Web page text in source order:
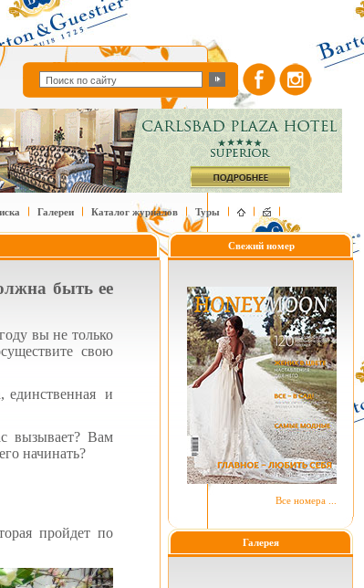
Галереи Каталог журналов Туры
быть ее
вы не только
свою
единственная и
вызывает? Вам
начинать?
пройдет по
Свежий номер
Все номера ...
Галерея